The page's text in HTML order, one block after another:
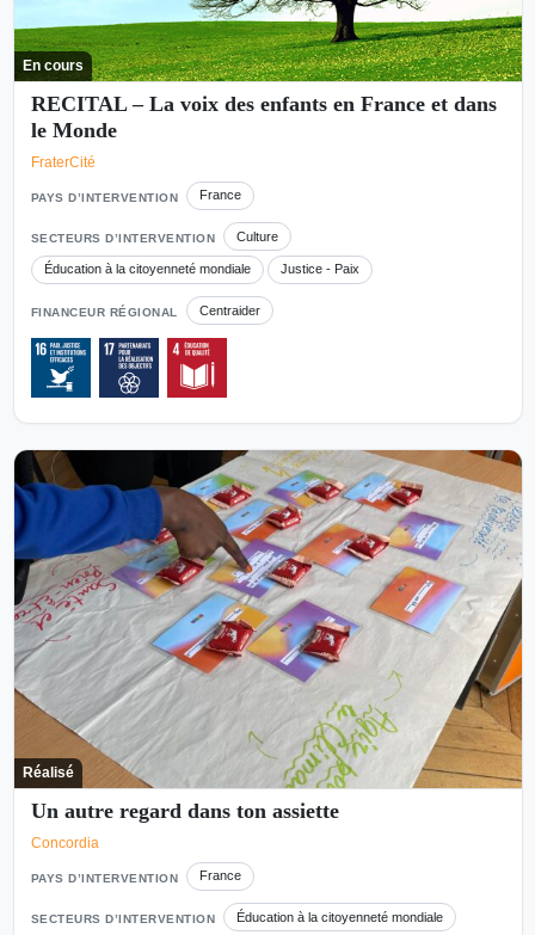
En cours
RECITAL – La voix des enfants en France et dans
le Monde
FraterCité
PAYS D’INTERVENTION France
SECTEURS D’INTERVENTION Culture
Éducation à la citoyenneté mondiale Justice - Paix
FINANCEUR RÉGIONAL Centraider
Réalisé
Un autre regard dans ton assiette
Concordia
PAYS D’INTERVENTION France
SECTEURS D’INTERVENTION Éducation à la citoyenneté mondiale